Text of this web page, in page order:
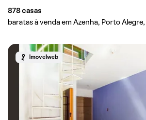
878 casas
baratas à venda em Azenha, Porto Alegre,
Imovelweb